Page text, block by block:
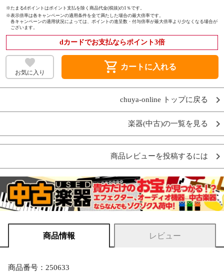
※たまるdポイントはポイント支払を除く商品代金(税抜)の1％です。
※表示倍率は各キャンペーンの適用条件を全て満たした場合の最大倍率です。
各キャンペーンの適用状況によっては、ポイントの進呈数・付与倍率が最大倍率より少なくなる場合が
ございます。
dカードでお支払ならポイント3倍
お気に入り shopping_cart カートに入れる
chuya-online トップに戻る
楽器(中古)の一覧を見る
商品レビューを投稿するには
商品情報 レビュー
商品番号：250633